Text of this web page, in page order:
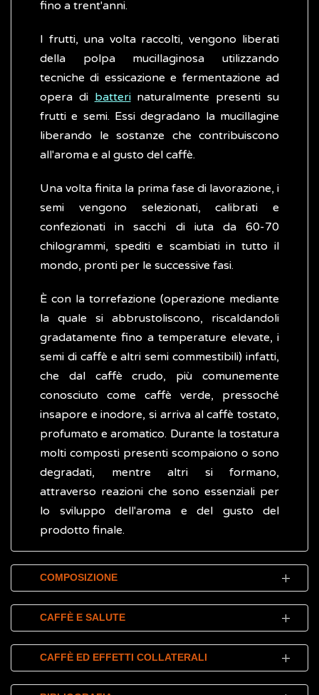
fino a trent'anni.
I frutti, una volta raccolti, vengono liberati
della polpa mucillaginosa utilizzando
tecniche di essicazione e fermentazione ad
opera di batterinaturalmente presenti su
frutti e semi. Essi degradano la mucillagine
liberando le sostanze che contribuiscono
all'aroma e al gusto del caffè.
Una volta finita la prima fase di lavorazione, i
semi vengono selezionati, calibrati e
confezionati in sacchi di iuta da 60-70
chilogrammi, spediti e scambiati in tutto il
mondo, pronti per le successive fasi.
È con la torrefazione (operazione mediante
la quale si abbrustoliscono, riscaldandoli
gradatamente fino a temperature elevate, i
semi di caffè e altri semi commestibili) infatti,
che dal caffè crudo, più comunemente
conosciuto come caffè verde, pressoché
insapore e inodore, si arriva al caffè tostato,
profumato e aromatico. Durante la tostatura
molti composti presenti scompaiono o sono
degradati, mentre altri si formano,
attraverso reazioni che sono essenziali per
lo sviluppo dell'aroma e del gusto del
prodotto finale.
COMPOSIZIONE
Nel caffè tostato sono presenti più di 800
componenti volatili. I più abbondanti sono
costituiti dall'alcaloide caffeina
clorogenico, un polifenolo. Il caffè rientra
CAFFÈ E SALUTE
La caffeina è in grado di interagire con
particolari molecole (recettori) che hanno la
CAFFÈ ED EFFETTI COLLATERALI